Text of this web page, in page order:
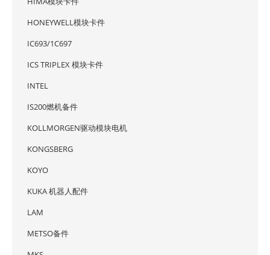
HONEYWELL模块卡件
IC693/1C697
ICS TRIPLEX 模块卡件
INTEL
IS200燃机备件
KOLLMORGEN驱动模块电机
KONGSBERG
KOYO
KUKA 机器人配件
LAM
METSO备件